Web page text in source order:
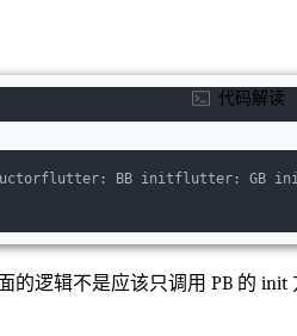
BB initflutter: GB
代码解读
的逻辑不是应该只调用 PB 的 init